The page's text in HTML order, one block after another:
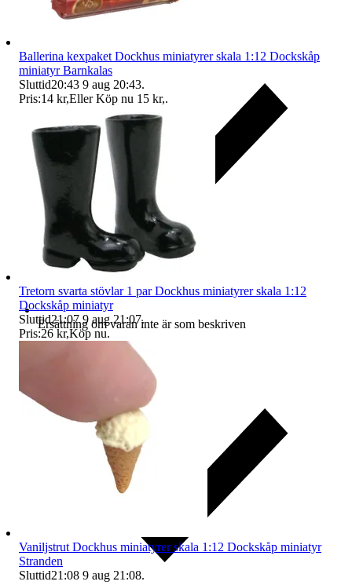
Ersättning om varan inte är som beskriven
Ballerina kexpaket Dockhus miniatyrer skala 1:12 Dockskåp
miniatyr Barnkalas
Sluttid20:43 9 aug 20:43.
Pris:14 kr,Eller Köp nu 15 kr,.
Tretorn svarta stövlar 1 par Dockhus miniatyrer skala 1:12
Dockskåp miniatyr
Sluttid21:07 9 aug 21:07.
Pris:26 kr,Köp nu.
Vaniljstrut Dockhus miniatyrer skala 1:12 Dockskåp miniatyr
Stranden
Sluttid21:08 9 aug 21:08.